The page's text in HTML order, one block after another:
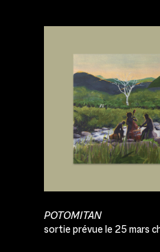
POTOMITAN
sortie prévue le 25 mars